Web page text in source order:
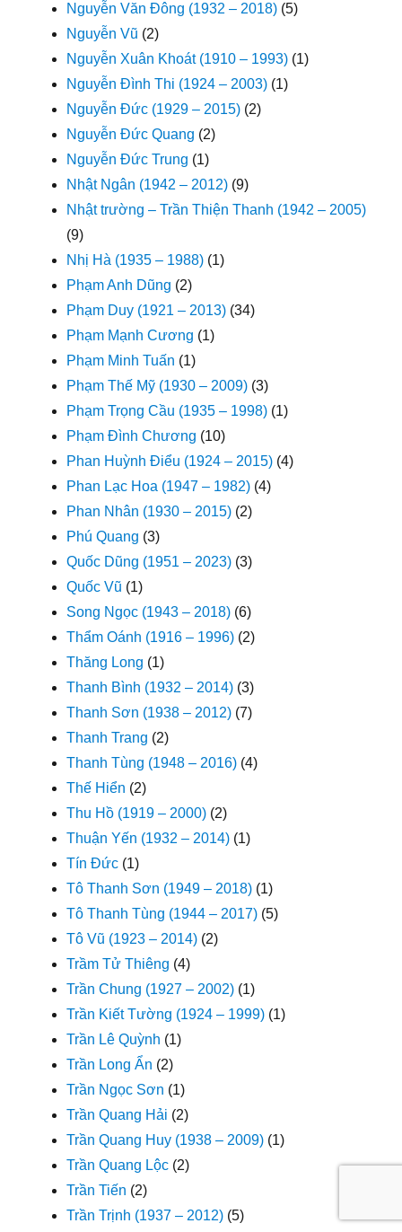
Nguyễn Văn Đông (1932 – 2018) (5)
Nguyễn Vũ (2)
Nguyễn Xuân Khoát (1910 – 1993) (1)
Nguyễn Đình Thi (1924 – 2003) (1)
Nguyễn Đức (1929 – 2015) (2)
Nguyễn Đức Quang (2)
Nguyễn Đức Trung (1)
Nhật Ngân (1942 – 2012) (9)
Nhật trường – Trần Thiện Thanh (1942 – 2005)
(9)
Nhị Hà (1935 – 1988) (1)
Phạm Anh Dũng (2)
Phạm Duy (1921 – 2013) (34)
Phạm Mạnh Cương (1)
Phạm Minh Tuấn (1)
Phạm Thế Mỹ (1930 – 2009) (3)
Phạm Trọng Cầu (1935 – 1998) (1)
Phạm Đình Chương (10)
Phan Huỳnh Điểu (1924 – 2015) (4)
Phan Lạc Hoa (1947 – 1982) (4)
Phan Nhân (1930 – 2015) (2)
Phú Quang (3)
Quốc Dũng (1951 – 2023) (3)
Quốc Vũ (1)
Song Ngọc (1943 – 2018) (6)
Thẩm Oánh (1916 – 1996) (2)
Thăng Long (1)
Thanh Bình (1932 – 2014) (3)
Thanh Sơn (1938 – 2012) (7)
Thanh Trang (2)
Thanh Tùng (1948 – 2016) (4)
Thế Hiển (2)
Thu Hồ (1919 – 2000) (2)
Thuận Yến (1932 – 2014) (1)
Tín Đức (1)
Tô Thanh Sơn (1949 – 2018) (1)
Tô Thanh Tùng (1944 – 2017) (5)
Tô Vũ (1923 – 2014) (2)
Trầm Tử Thiêng (4)
Trần Chung (1927 – 2002) (1)
Trần Kiết Tường (1924 – 1999) (1)
Trần Lê Quỳnh (1)
Trần Long Ẩn (2)
Trần Ngọc Sơn (1)
Trần Quang Hải (2)
Trần Quang Huy (1938 – 2009) (1)
Trần Quang Lộc (2)
Trần Tiến (2)
Trần Trịnh (1937 – 2012) (5)